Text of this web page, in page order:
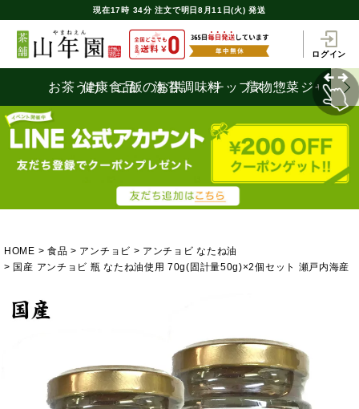
現在17時 34分 注文で明日8月11日(火) 発送
ログイン
お茶うけ健康食品ご飯のお供
海苔調味料チップス
漬物惣菜 ジャム
HOME 食品 アンチョビ
アンチョビ なたね油
国産 アンチョビ 瓶 なたね油使用 70g(固計量50g)×2個セット 瀬戸内海産